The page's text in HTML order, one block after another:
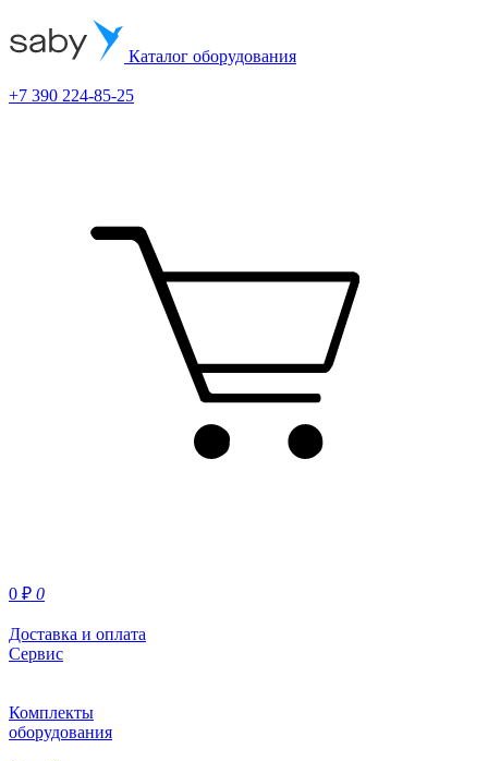
Каталог оборудования
+7 390 224-85-25
0 ₽ 0
Доставка и оплата
Сервис
Комплекты
оборудования